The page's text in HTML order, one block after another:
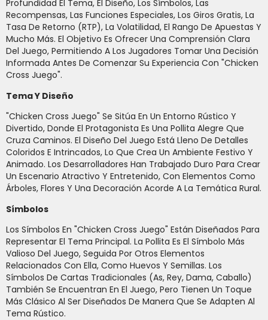
Profundidad El Tema, El Diseño, Los Símbolos, Las
Recompensas, Las Funciones Especiales, Los Giros Gratis, La
Tasa De Retorno (RTP), La Volatilidad, El Rango De Apuestas Y
Mucho Más. El Objetivo Es Ofrecer Una Comprensión Clara
Del Juego, Permitiendo A Los Jugadores Tomar Una Decisión
Informada Antes De Comenzar Su Experiencia Con "Chicken
Cross Juego".
Tema Y Diseño
"Chicken Cross Juego" Se Sitúa En Un Entorno Rústico Y
Divertido, Donde El Protagonista Es Una Pollita Alegre Que
Cruza Caminos. El Diseño Del Juego Está Lleno De Detalles
Coloridos E Intrincados, Lo Que Crea Un Ambiente Festivo Y
Animado. Los Desarrolladores Han Trabajado Duro Para Crear
Un Escenario Atractivo Y Entretenido, Con Elementos Como
Árboles, Flores Y Una Decoración Acorde A La Temática Rural.
Símbolos
Los Símbolos En "Chicken Cross Juego" Están Diseñados Para
Representar El Tema Principal. La Pollita Es El Símbolo Más
Valioso Del Juego, Seguida Por Otros Elementos
Relacionados Con Ella, Como Huevos Y Semillas. Los
Símbolos De Cartas Tradicionales (As, Rey, Dama, Caballo)
También Se Encuentran En El Juego, Pero Tienen Un Toque
Más Clásico Al Ser Diseñados De Manera Que Se Adapten Al
Tema Rústico.